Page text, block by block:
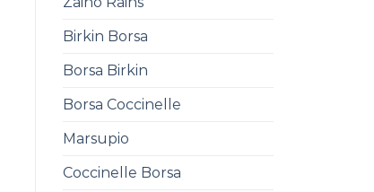
Birkin Borsa
Borsa Birkin
Borsa Coccinelle
Marsupio
Coccinelle Borsa